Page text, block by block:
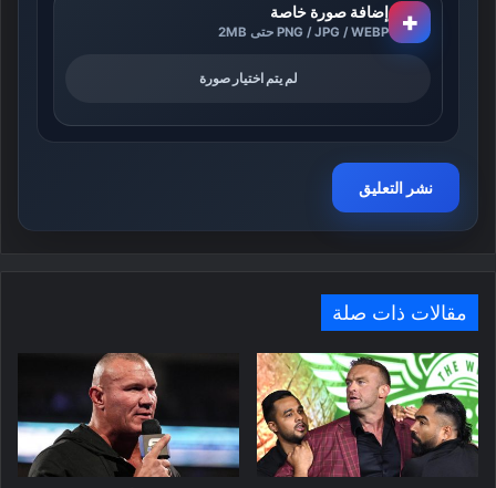
+ إضافة صورة خاصة
PNG / JPG / WEBP حتى 2MB
لم يتم اختيار صورة
مقالات ذات صلة